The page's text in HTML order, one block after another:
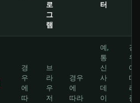
로
그
램
터
경
우
에
따
브
라
우
저
경우
에
따라
예,
통
신
사
데
이
경
우
에
따
라,
종